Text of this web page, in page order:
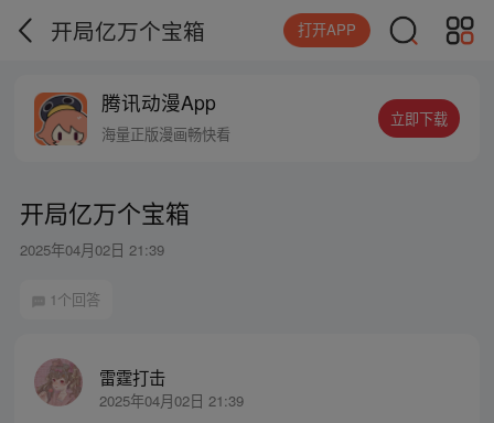
开局亿万个宝箱 打开APP
腾讯动漫App
海量正版漫画畅快看
立即下载
开局亿万个宝箱
2025年04月02日 21:39
1个回答
雷霆打击
2025年04月02日 21:39